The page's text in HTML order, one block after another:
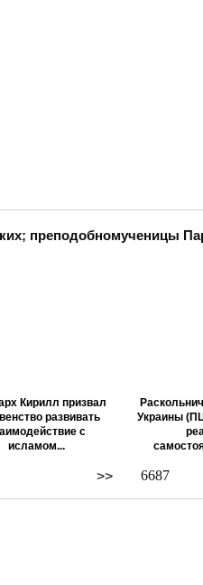
преподобномученицы
Кирилл призвал
развивать
с
исламом...
>>
Украины
6687